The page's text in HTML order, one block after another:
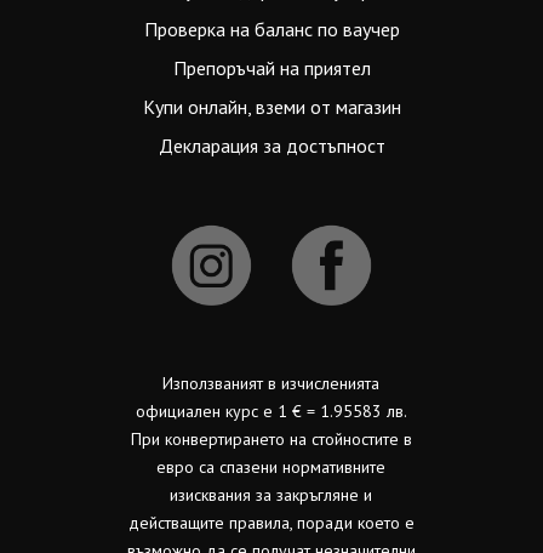
Проверка на баланс по ваучер
Препоръчай на приятел
Купи онлайн, вземи от магазин
Декларация за достъпност
Използваният в изчисленията
официален курс е 1 € = 1.95583 лв.
При конвертирането на стойностите в
евро са спазени нормативните
изисквания за закръгляне и
действащите правила, поради което е